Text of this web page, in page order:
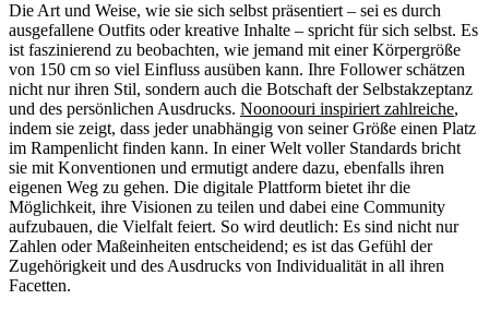
Die Art und Weise, wie sie sich selbst präsentiert – sei es durch
ausgefallene Outfits oder kreative Inhalte – spricht für sich selbst. Es
ist faszinierend zu beobachten, wie jemand mit einer Körpergröße
von 150 cm so viel Einfluss ausüben kann. Ihre Follower schätzen
nicht nur ihren Stil, sondern auch die Botschaft der Selbstakzeptanz
und des persönlichen Ausdrucks. Noonoouri inspiriert zahlreiche,
indem sie zeigt, dass jeder unabhängig von seiner Größe einen Platz
im Rampenlicht finden kann. In einer Welt voller Standards bricht
sie mit Konventionen und ermutigt andere dazu, ebenfalls ihren
eigenen Weg zu gehen. Die digitale Plattform bietet ihr die
Möglichkeit, ihre Visionen zu teilen und dabei eine Community
aufzubauen, die Vielfalt feiert. So wird deutlich: Es sind nicht nur
Zahlen oder Maßeinheiten entscheidend; es ist das Gefühl der
Zugehörigkeit und des Ausdrucks von Individualität in all ihren
Facetten.